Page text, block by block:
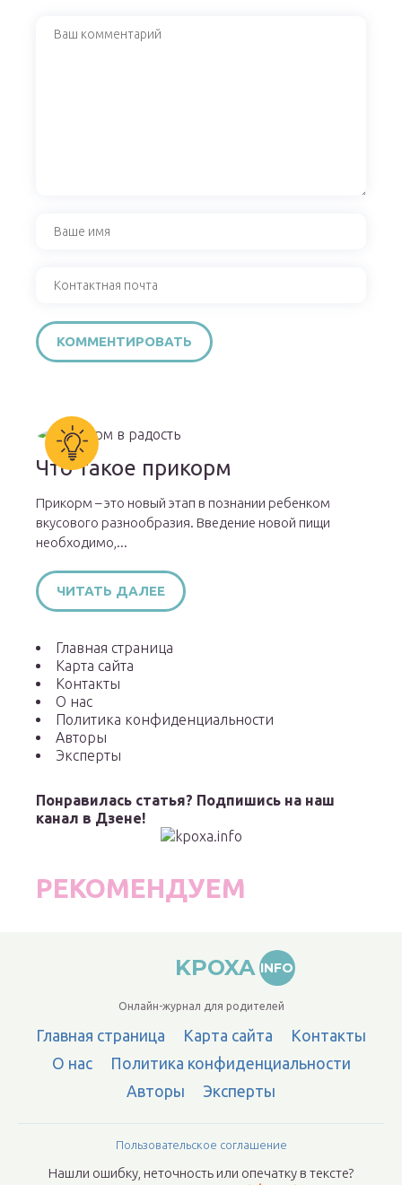
Что такое прикорм
Прикорм – это новый этап в познании ребенком
вкусового разнообразия. Введение новой пищи
необходимо,...
ЧИТАТЬ ДАЛЕЕ
Главная страница
Карта сайта
Контакты
О нас
Политика конфиденциальности
Авторы
Эксперты
Понравилась статья? Подпишись на наш
канал в Дзене!
РЕКОМЕНДУЕМ
KPOXA INFO
Онлайн-журнал для родителей
Главная страница Карта сайта
Контакты
О нас
Политика конфиденциальности
Авторы
Эксперты
Пользовательское соглашение
Нашли ошибку, неточность или опечатку в тексте?